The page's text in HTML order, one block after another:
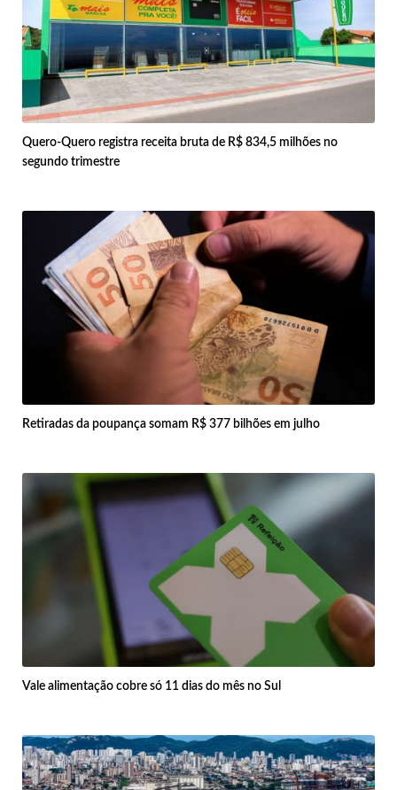
Quero-Quero registra receita bruta de R$ 834,5 milhões no
segundo trimestre
Retiradas da poupança somam R$ 377 bilhões em julho
Vale alimentação cobre só 11 dias do mês no Sul